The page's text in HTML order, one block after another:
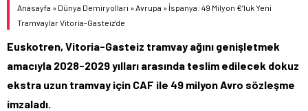
İngiltere Demiryolunda Tarihi Entegrasyon: GBR Anglia
Resmen Başladı
Anasayfa » Dünya Demiryolları »Avrupa » İspanya: 49 Milyon €’luk Yeni
Tramvaylar Vitoria-Gasteiz’de
Euskotren, Vitoria-Gasteiz tramvay ağını genişletmek
amacıyla 2028-2029 yılları arasında teslim edilecek dokuz
ekstra uzun tramvay için CAF ile 49 milyon Avro sözleşme
imzaladı.